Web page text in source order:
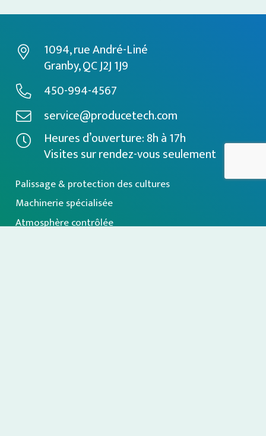
1094, rue André-Liné
Granby, QC J2J 1J9
450-994-4567
service@producetech.com
Heures d’ouverture: 8h à 17h
Visites sur rendez-vous seulement
Palissage & protection des cultures
Machinerie spécialisée
Atmosphère contrôlée